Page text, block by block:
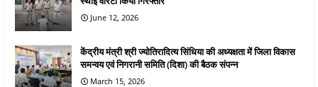
June 12, 2026
केंद्रीय मंत्री श्री ज्योतिरादित्य सिंधिया की अध्यक्षता में जिला विकास
समन्वय एवं निगरानी समिति (दिशा) की बैठक संपन्न
March 15, 2026